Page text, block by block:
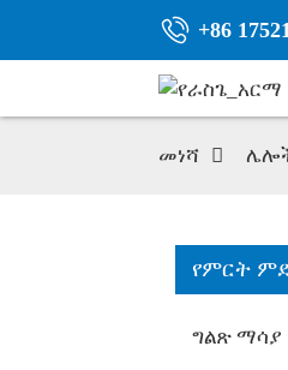
+86
መነሻ
የምርት
ግልጽ ማሳያ